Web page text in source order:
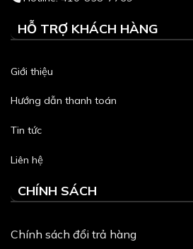
HỖ TRỢ KHÁCH HÀNG
Giới thiệu
Hướng dẫn thanh toán
Tin tức
Liên hệ
CHÍNH SÁCH
Chính sách đổi trả hàng